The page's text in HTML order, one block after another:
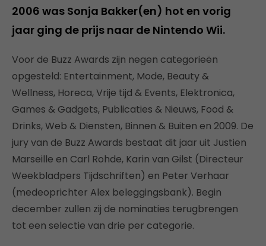
2006 was Sonja Bakker(en) hot en vorig
jaar ging de prijs naar de Nintendo Wii.
Voor de Buzz Awards zijn negen categorieën
opgesteld: Entertainment, Mode, Beauty &
Wellness, Horeca, Vrije tijd & Events, Elektronica,
Games & Gadgets, Publicaties & Nieuws, Food &
Drinks, Web & Diensten, Binnen & Buiten en 2009. De
jury van de Buzz Awards bestaat dit jaar uit Justien
Marseille en Carl Rohde, Karin van Gilst (Directeur
Weekbladpers Tijdschriften) en Peter Verhaar
(medeoprichter Alex beleggingsbank). Begin
december zullen zij de nominaties terugbrengen
tot een selectie van drie per categorie.